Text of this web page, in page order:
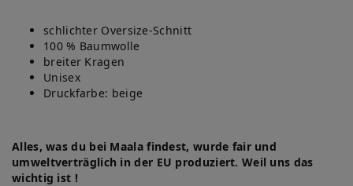
schlichter Oversize-Schnitt
100 % Baumwolle
breiter Kragen
Unisex
Druckfarbe: beige
Alles, was du bei Maala findest, wurde fair und
umweltverträglich in der EU produziert. Weil uns das
wichtig ist !